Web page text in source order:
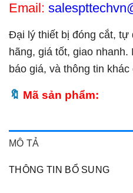
Email:
Đại lý thiết bị đóng cắt, tự
hãng, giá tốt, giao
báo giá, và thông tin
Mã sản phẩm:
MÔ TẢ
THÔNG TIN BỔ SUNG